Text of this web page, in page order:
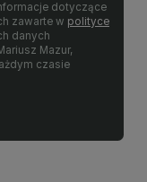
dotyczące
zawarte w polityce
danych
Mazur,
czasie